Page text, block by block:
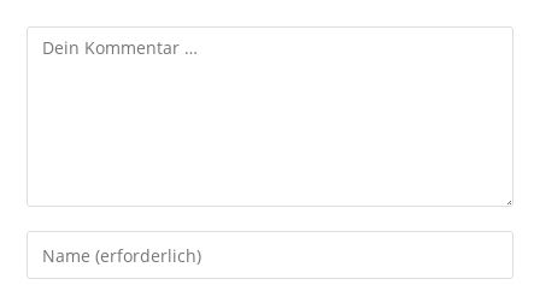
Kommentar
Gib
deinen